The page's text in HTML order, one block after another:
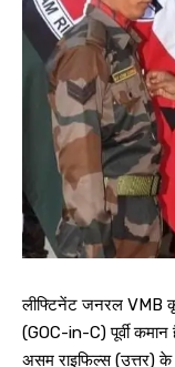
लीफ्टिनेंट जनरल VMB
(GOC-in-C) पूर्वी
असम राइफिल्स (उत्तर) के